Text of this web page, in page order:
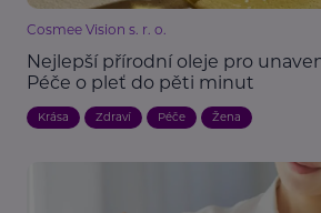
Cosmee Vision s. r. o.
Nejlepší přírodní oleje pro
Péče o pleť do pěti minut
Krása Zdraví Péče Žena